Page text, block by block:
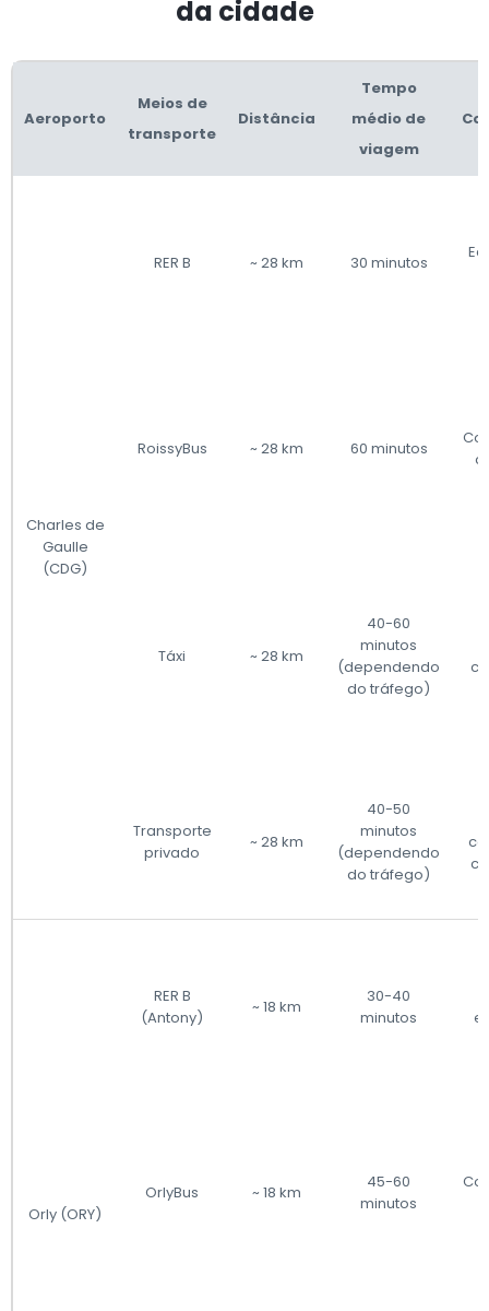
da cidade
Aeroporto
Meios de
transporte
Distância
Tempo
médio de
viagem
Charles de
Gaulle
(CDG)
RER B ~ 28 km 30 minutos
RoissyBus ~ 28 km 60 minutos
Táxi ~ 28 km
40-60
minutos
(dependendo
do tráfego)
Transporte
privado
~ 28 km
40-50
minutos
(dependendo
do tráfego)
Orly (ORY)
RER B
(Antony)
~ 18 km
30-40
minutos
OrlyBus ~ 18 km
45-60
minutos